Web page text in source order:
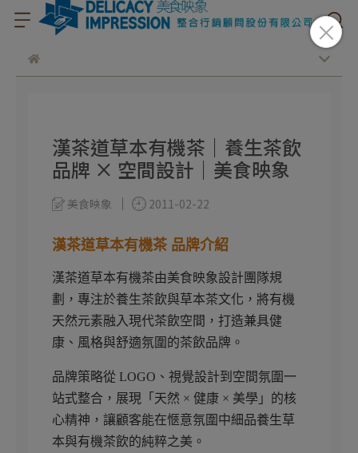
漢茶道草本有機茶｜養生茶飲
品牌 × 空間設計｜美食映象
美食映象 2011-02-22
漢茶道草本有機茶 品牌介紹
漢茶道草本有機茶由美食映象設計團隊規
劃，專注於養生茶飲與草本茶文化，將有機
天然元素融入現代茶飲空間，打造兼具健
康、風格與舒適氛圍的茶飲品牌。
品牌策略從 LOGO、視覺設計到空間氛圍一
站式整合，展現「天然 × 健康 × 美學」的核
心精神，讓顧客能在愜意氛圍中細品養生草
本與有機茶飲的純粹之美。